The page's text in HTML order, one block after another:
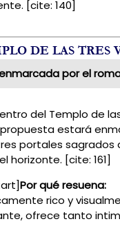
[cite: 140]
DE LAS TRES
por el
del Templo de
estará
portales sagrados
horizonte. [cite: 161]
Por qué resuena:
rico y
ofrece tanto